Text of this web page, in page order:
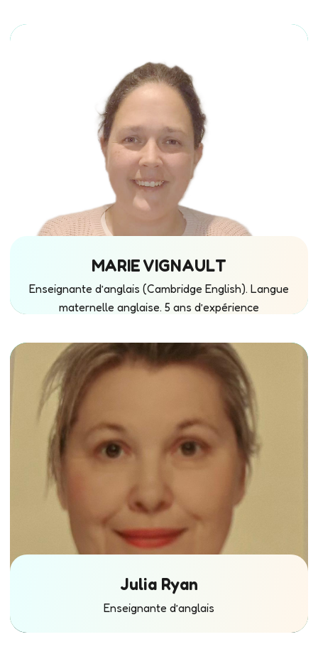
MARIE VIGNAULT
Enseignante d’anglais (Cambridge English). Langue
maternelle anglaise. 5 ans d’expérience
Julia Ryan
Enseignante d’anglais